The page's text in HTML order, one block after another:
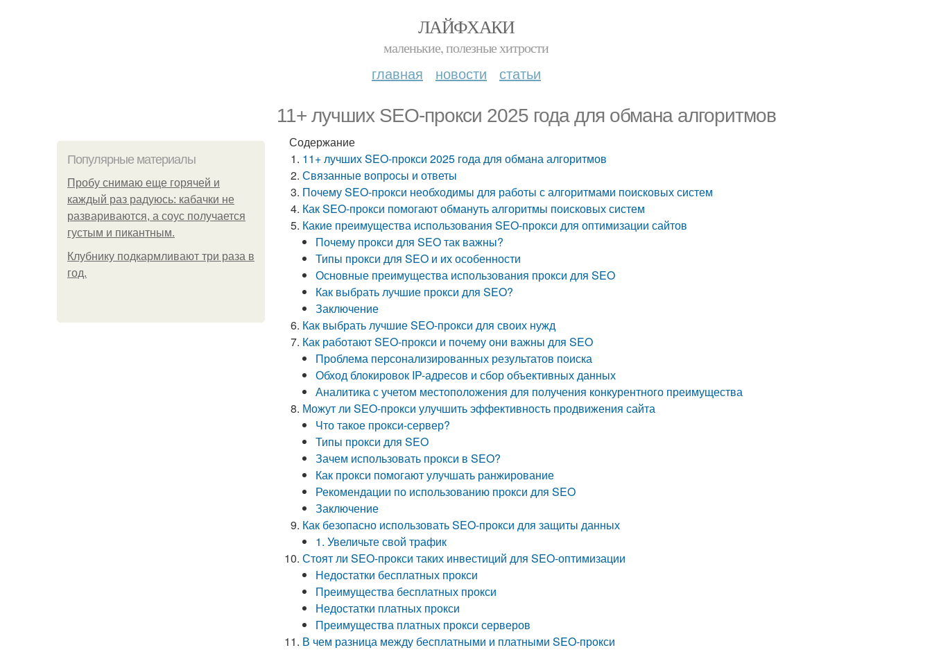
ЛАЙФХАКИ
маленькие, полезные хитрости
главная новости статьи
11+ лучших SEO-прокси 2025 года для обмана алгоритмов
Популярные материалы
Пробу снимаю еще горячей и
каждый раз радуюсь: кабачки не
развариваются, а соус получается
густым и пикантным.
Клубнику подкaрмливают три раза в
гoд.
Содержание
11+ лучших SEO-прокси 2025 года для обмана алгоритмов
Связанные вопросы и ответы
Почему SEO-прокси необходимы для работы с алгоритмами поисковых систем
Как SEO-прокси помогают обмануть алгоритмы поисковых систем
Какие преимущества использования SEO-прокси для оптимизации сайтов
Почему прокси для SEO так важны?
Типы прокси для SEO и их особенности
Основные преимущества использования прокси для SEO
Как выбрать лучшие прокси для SEO?
Заключение
Как выбрать лучшие SEO-прокси для своих нужд
Как работают SEO-прокси и почему они важны для SEO
Проблема персонализированных результатов поиска
Обход блокировок IP-адресов и сбор объективных данных
Аналитика с учетом местоположения для получения конкурентного преимущества
Можут ли SEO-прокси улучшить эффективность продвижения сайта
Что такое прокси-сервер?
Типы прокси для SEO
Зачем использовать прокси в SEO?
Как прокси помогают улучшать ранжирование
Рекомендации по использованию прокси для SEO
Заключение
Как безопасно использовать SEO-прокси для защиты данных
1. Увеличьте свой трафик
Стоят ли SEO-прокси таких инвестиций для SEO-оптимизации
Недостатки бесплатных прокси
Преимущества бесплатных прокси
Недостатки платных прокси
Преимущества платных прокси серверов
В чем разница между бесплатными и платными SEO-прокси